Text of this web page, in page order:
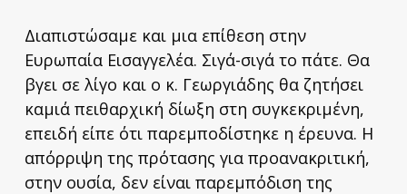
Διαπιστώσαμε και μια επίθεση στην
Ευρωπαία Εισαγγελέα. Σιγά-σιγά το πάτε. Θα
βγει σε λίγο και ο κ. Γεωργιάδης θα ζητήσει
καμιά πειθαρχική δίωξη στη συγκεκριμένη,
επειδή είπε ότι παρεμποδίστηκε η έρευνα. Η
απόρριψη της πρότασης για προανακριτική,
στην ουσία, δεν είναι παρεμπόδιση της